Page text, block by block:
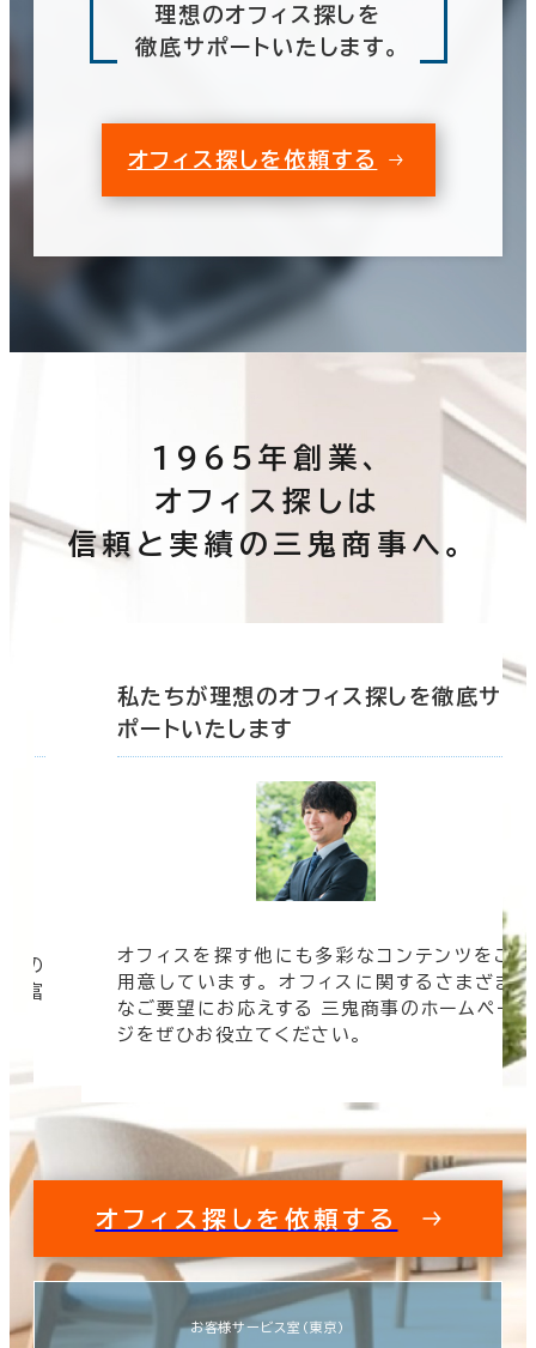
理想のオフィス探しを
徹底サポートいたします。
オフィス探しを依頼する
1965年創業、
オフィス探しは
信頼と実績の三鬼商事へ。
の
豊富
私たちが理想のオフィス探しを徹底サ
ポートいたします
オフィスを探す他にも多彩なコンテンツをご
用意しています。 オフィスに関するさまざま
なご要望にお応えする 三鬼商事のホームペー
ジをぜひお役立てください。
オフィス探しを依頼する
お客様サービス室（東京）